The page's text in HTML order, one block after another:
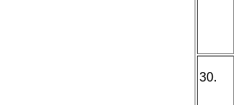
30.